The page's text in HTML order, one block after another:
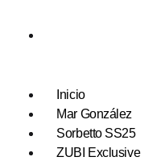
Inicio
Mar González
Sorbetto SS25
ZUBI Exclusive